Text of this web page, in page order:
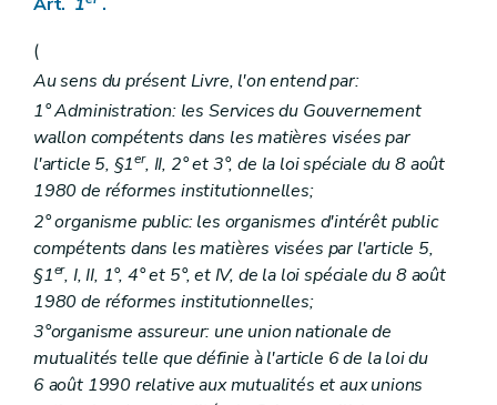
Art.12
Art.13
Art. 14
Art.15
Art.16
Art.16/1
Section3
Branche « Handicap »
Sous-section1
Organisation de la branche « Handicap »
Art.17
Sous-section2
Comité « Handicap »
Art.18
Art.18/1
Sous-section3
Commissions subrégionales
19
Section4
Branche « Familles »
Art.20
(
Au sens du présent Livre, l'on entend par:
1° Administration: les Services du Gouvernement
wallon compétents dans les matières visées par
l'article 5, §1er, II, 2° et 3°, de la loi spéciale du 8 août
1980 de réformes institutionnelles;
2° organisme public: les organismes d'intérêt public
compétents dans les matières visées par l'article 5,
§1er, I, II, 1°, 4° et 5°, et IV, de la loi spéciale du 8 août
1980 de réformes institutionnelles;
3°organisme assureur: une union nationale de
mutualités telle que définie à l'article 6 de la loi du
6 août 1990 relative aux mutualités et aux unions